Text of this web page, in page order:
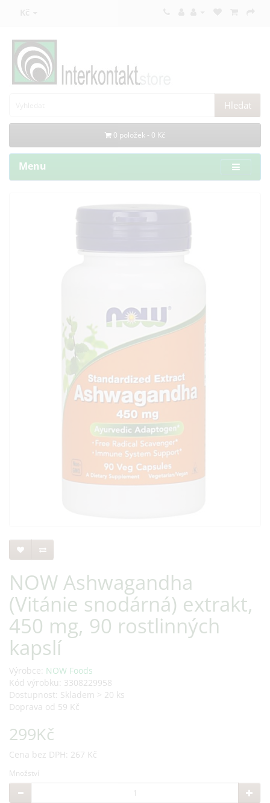
Kč
Hledat
0 položek - 0 Kč
Menu
NOW Ashwagandha
(Vitánie snodárná) extrakt,
450 mg, 90 rostlinných
kapslí
Výrobce: NOW Foods
Kód výrobku: 3308229958
Dostupnost: Skladem > 20 ks
Doprava od 59 Kč
299Kč
Cena bez DPH: 267 Kč
Množství